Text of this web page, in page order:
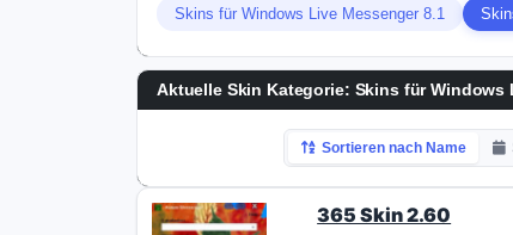
Skins für Windows Live Messenger 8.1
Aktuelle Skin Kategorie: Skins für Windows
Sortieren nach Name
365 Skin 2.60